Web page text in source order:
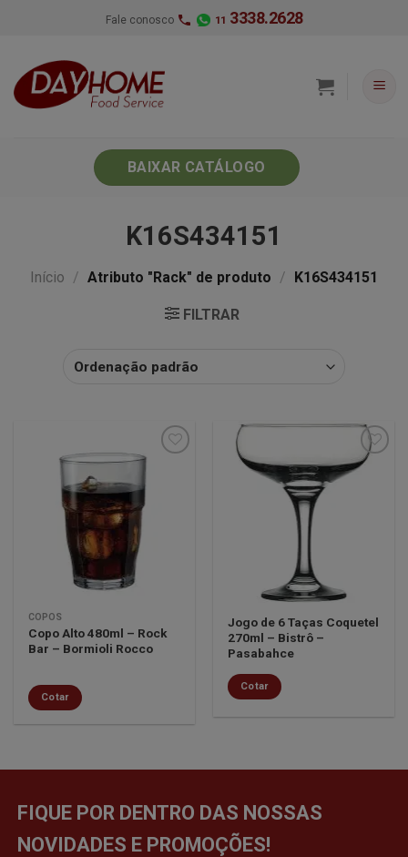
Fale conosco 11 3338.2628
BAIXAR CATÁLOGO
K16S434151
Início / Atributo "Rack" de produto / K16S434151
FILTRAR
Minha
desejos
COPOS
Copo Alto 480ml – Rock
Bar – Bormioli Rocco
Cotar
Jogo de 6 Taças Coquetel
270ml – Bistrô –
Pasabahce
Cotar
FIQUE POR DENTRO DAS NOSSAS
NOVIDADES E PROMOÇÕES!